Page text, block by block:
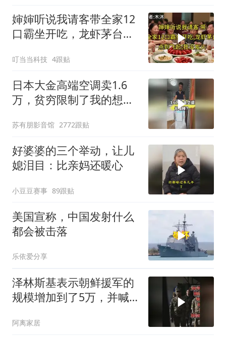
婶婶听说我请客带全家12
口霸坐开吃，龙虾茅台点
叮当当科技 4跟贴
日本大金高端空调卖1.6
万，贫穷限制了我的想
苏有朋影音馆 2772跟贴
好婆婆的三个举动，让儿
媳泪目：比亲妈还暖心
小豆豆赛事 89跟贴
美国宣称，中国发射什么
都会被击落
乐依爱分享
泽林斯基表示朝鲜援军的
规模增加到了5万，并喊
阿离家居